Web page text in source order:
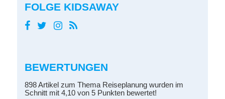
FOLGE KIDSAWAY
BEWERTUNGEN
898 Artikel zum Thema Reiseplanung wurden im
Schnitt mit 4,10 von 5 Punkten bewertet!